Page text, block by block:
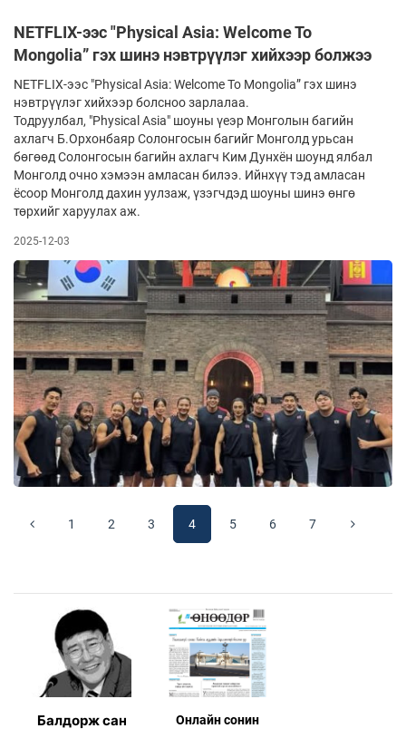
NETFLIX-ээс "Physical Asia: Welcome To
Mongolia” гэх шинэ нэвтрүүлэг хийхээр болжээ
NETFLIX-ээс "Physical Asia: Welcome To Mongolia” гэх шинэ
нэвтрүүлэг хийхээр болсноо зарлалаа.
Тодруулбал, "Physical Asia" шоуны үеэр Монголын багийн
ахлагч Б.Орхонбаяр Солонгосын багийг Монголд урьсан
бөгөөд Солонгосын багийн ахлагч Ким Дунхён шоунд ялбал
Монголд очно хэмээн амласан билээ. Ийнхүү тэд амласан
ёсоор Монголд дахин уулзаж, үзэгчдэд шоуны шинэ өнгө
төрхийг харуулах аж.
2025-12-03
1 2 3 4 5 6 7
Балдорж сан Онлaйн сонин